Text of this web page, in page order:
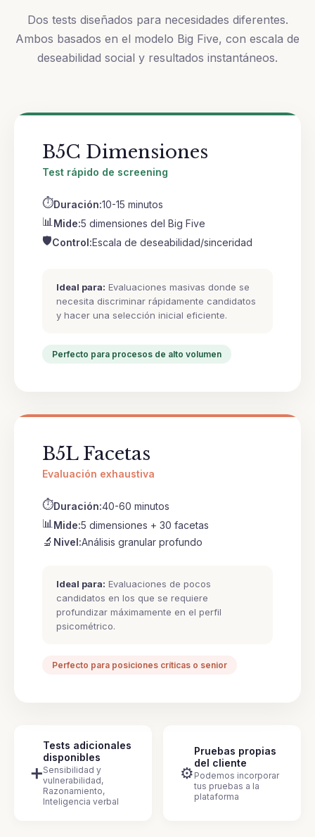
Dos tests diseñados para necesidades diferentes.
Ambos basados en el modelo Big Five, con escala de
deseabilidad social y resultados instantáneos.
B5C Dimensiones
Test rápido de screening
⏱Duración:10-15 minutos
📊Mide:5 dimensiones del Big Five
🛡Control:Escala de deseabilidad/sinceridad
Ideal para: Evaluaciones masivas donde se
necesita discriminar rápidamente candidatos
y hacer una selección inicial eficiente.
Perfecto para procesos de alto volumen
B5L Facetas
Evaluación exhaustiva
⏱Duración:40-60 minutos
📊Mide:5 dimensiones + 30 facetas
🔬 Nivel:Análisis granular profundo
Ideal para: Evaluaciones de pocos
candidatos en los que se requiere
profundizar máximamente en el perfil
psicométrico.
Perfecto para posiciones críticas o senior
➕
Tests adicionales
disponibles
Sensibilidad y
vulnerabilidad,
Razonamiento,
Inteligencia verbal
⚙️
Pruebas propias
del cliente
Podemos incorporar
tus pruebas a la
plataforma